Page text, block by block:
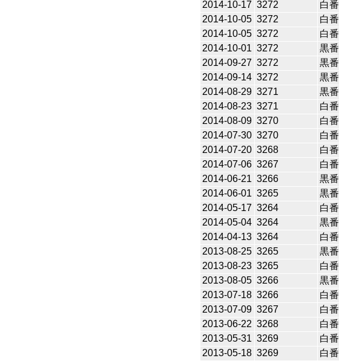
2014-10-17 3272 白番
2014-10-05 3272 白番
2014-10-05 3272 白番
2014-10-01 3272 黒番
2014-09-27 3272 黒番
2014-09-14 3272 黒番
2014-08-29 3271 黒番
2014-08-23 3271 白番
2014-08-09 3270 白番
2014-07-30 3270 白番
2014-07-20 3268 白番
2014-07-06 3267 白番
2014-06-21 3266 黒番
2014-06-01 3265 黒番
2014-05-17 3264 白番
2014-05-04 3264 黒番
2014-04-13 3264 白番
2013-08-25 3265 黒番
2013-08-23 3265 白番
2013-08-05 3266 黒番
2013-07-18 3266 白番
2013-07-09 3267 白番
2013-06-22 3268 白番
2013-05-31 3269 白番
2013-05-18 3269 白番